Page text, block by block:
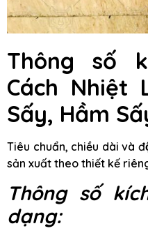
Thông số
Cách Nhiệt
Sấy, Hầm
Tiêu chuẩn, chiều dài và
sản xuất theo thiết kế
Thông số
dạng: